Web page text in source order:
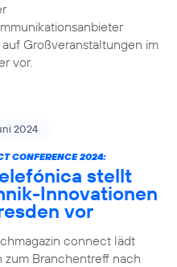
Großveranstaltungen im
vor.
2024
CONFERENCE 2024:
stellt
Innovationen
vor
connect lädt
zum Branchentreff nach